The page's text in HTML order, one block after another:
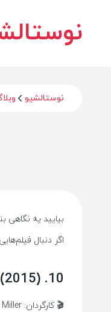
نوستالشیو
اگر دنبال
10. Mad Max: Fury Road (2015)
🎬 کارگردان: George Miller